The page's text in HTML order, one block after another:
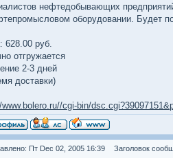
нефтедобывающих
оборудовании. Будет
628.00 руб.
отгружается
2-3 дней
доставки)
www.bolero.ru//cgi-bin/
Пт Dec 02, 2005 16:39 Заголовок